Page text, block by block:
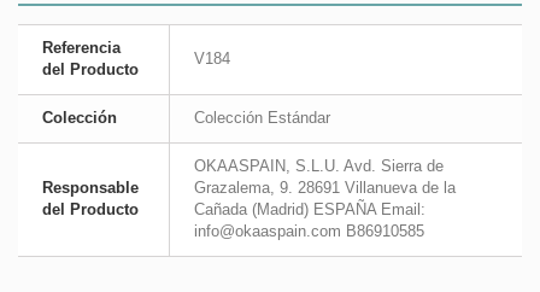
Referencia
del Producto
V184
Colección Colección Estándar
Responsable
del Producto
OKAASPAIN, S.L.U. Avd. Sierra de
Grazalema, 9. 28691 Villanueva de la
Cañada (Madrid) ESPAÑA Email:
info@okaaspain.com B86910585